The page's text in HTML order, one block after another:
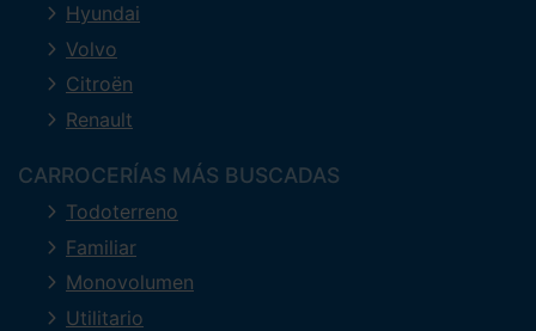
Hyundai
Volvo
Citroën
Renault
CARROCERÍAS MÁS BUSCADAS
Todoterreno
Familiar
Monovolumen
Utilitario